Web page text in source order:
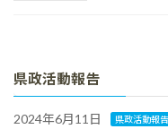
県政活動報告
2024年6月11日 県政活動報告